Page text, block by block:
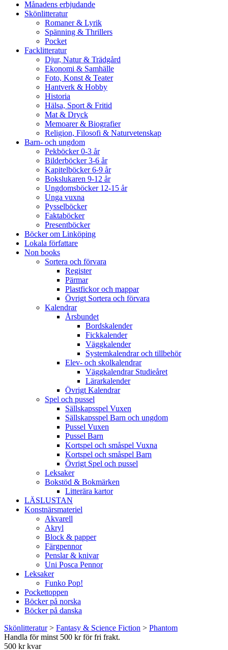
Månadens erbjudande
Skönlitteratur
Romaner & Lyrik
Spänning & Thrillers
Pocket
Facklitteratur
Djur, Natur & Trädgård
Ekonomi & Samhälle
Foto, Konst & Teater
Hantverk & Hobby
Historia
Hälsa, Sport & Fritid
Mat & Dryck
Memoarer & Biografier
Religion, Filosofi & Naturvetenskap
Barn- och ungdom
Pekböcker 0-3 år
Bilderböcker 3-6 år
Kapitelböcker 6-9 år
Bokslukaren 9-12 år
Ungdomsböcker 12-15 år
Unga vuxna
Pysselböcker
Faktaböcker
Presentböcker
Böcker om Linköping
Lokala författare
Non books
Sortera och förvara
Register
Pärmar
Plastfickor och mappar
Övrigt Sortera och förvara
Kalendrar
Årsbundet
Bordskalender
Fickkalender
Väggkalender
Systemkalendrar och tillbehör
Elev- och skolkalendrar
Väggkalendrar Studieåret
Lärarkalender
Övrigt Kalendrar
Spel och pussel
Sällskapsspel Vuxen
Sällskapsspel Barn och ungdom
Pussel Vuxen
Pussel Barn
Kortspel och småspel Vuxna
Kortspel och småspel Barn
Övrigt Spel och pussel
Leksaker
Bokstöd & Bokmärken
Litterära kartor
LÄSLUSTAN
Konstnärsmateriel
Akvarell
Akryl
Block & papper
Färgpennor
Penslar & knivar
Uni Posca Pennor
Leksaker
Funko Pop!
Pockettoppen
Böcker på norska
Böcker på danska
Skönlitteratur> Fantasy & Science Fiction > Phantom
Handla för minst 500 kr för fri frakt.
500 kr kvar